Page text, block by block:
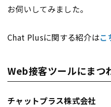
お伺いしてみました。
Chat Plusに関する紹介はこ
Web接客ツールにまつ
チャットプラス株式会社